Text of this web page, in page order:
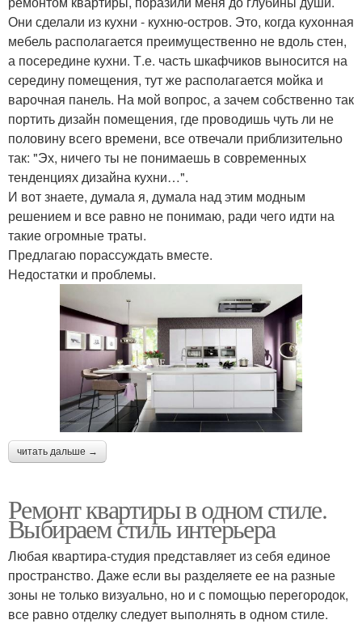
Они сделали из кухни - кухню-остров. Это, когда кухонная
мебель располагается преимущественно не вдоль стен,
а посередине кухни. Т.е. часть шкафчиков выносится на
середину помещения, тут же располагается мойка и
варочная панель. На мой вопрос, а зачем собственно так
портить дизайн помещения, где проводишь чуть ли не
половину всего времени, все отвечали приблизительно
так: "Эх, ничего ты не понимаешь в современных
тенденциях дизайна кухни…".
И вот знаете, думала я, думала над этим модным
решением и все равно не понимаю, ради чего идти на
такие огромные траты.
Предлагаю порассуждать вместе.
Недостатки и проблемы.
читать дальше →
Ремонт квартиры в одном стиле.
Выбираем стиль интерьера
Любая квартира-студия представляет из себя единое
пространство. Даже если вы разделяете ее на разные
зоны не только визуально, но и с помощью перегородок,
все равно отделку следует выполнять в одном стиле.